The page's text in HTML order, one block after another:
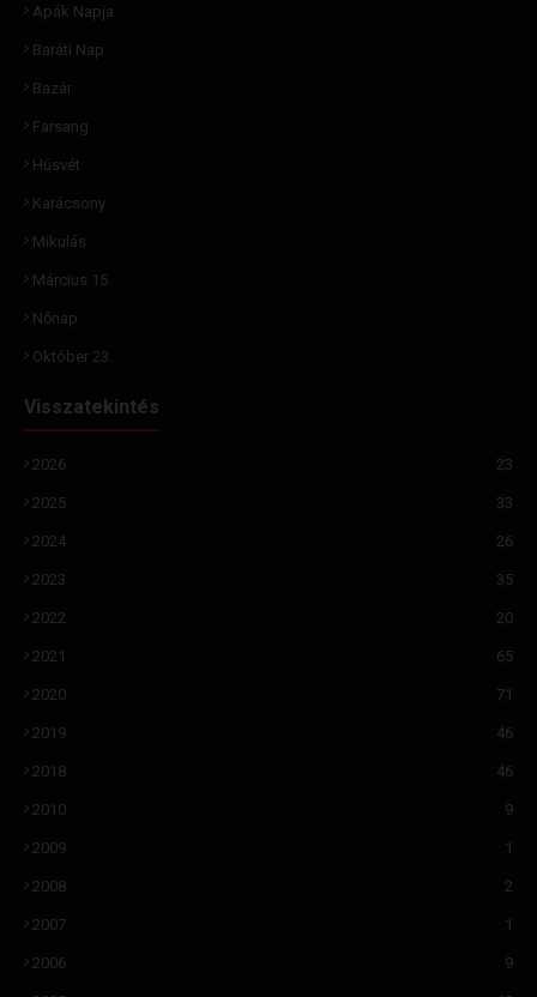
Apák Napja
Baráti Nap
Bazár
Farsang
Húsvét
Karácsony
Mikulás
Március 15.
Nőnap
Október 23.
Visszatekintés
2026 23
2025 33
2024 26
2023 35
2022 20
2021 65
2020 71
2019 46
2018 46
2010 9
2009 1
2008 2
2007 1
2006 9